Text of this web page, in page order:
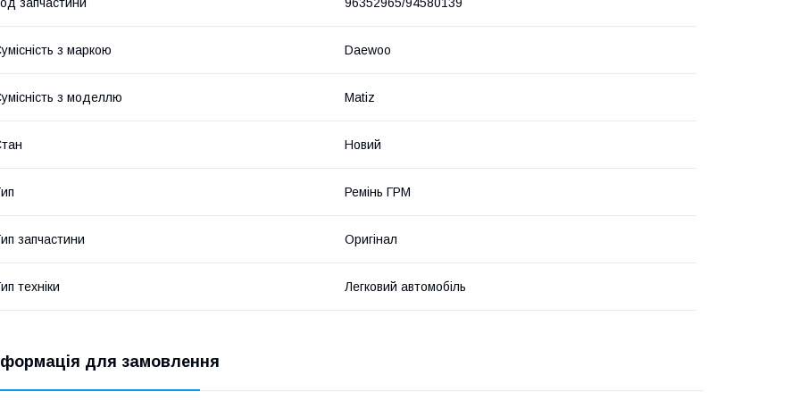
з маркою Daewoo
з моделлю Matiz
Новий
Ремінь ГРМ
запчастини Оригінал
техніки Легковий автомобіль
для замовлення